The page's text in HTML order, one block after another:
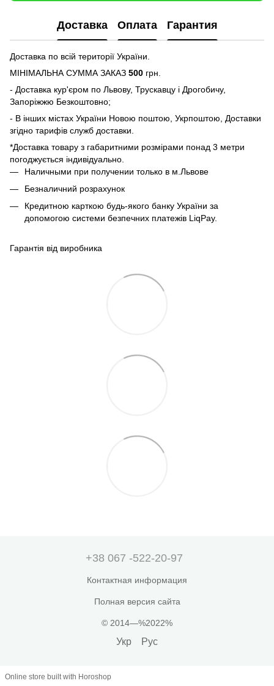
Доставка Оплата Гарантия
Доставка по всій території України.
МІНІМАЛЬНА СУММА ЗАКАЗ 500 грн.
- Доставка кур'єром по Львову, Трускавцу і Дрогобичу,
Запоріжжю Безкоштовно;
- В інших містах України Новою поштою, Укрпоштою, Доставки
згідно тарифів служб доставки.
*Доставка товару з габаритними розмірами понад 3 метри
погоджується індивідуально.
Наличными при получении только в м.Львове
Безналичний розрахунок
Кредитною карткою будь-якого банку України за
допомогою системи безпечних платежів LiqPay.
Гарантія від виробника
+38 067 -522-20-97
Контактная информация
Полная версия сайта
© 2014—%2022%
Укр Рус
Online store built with Horoshop